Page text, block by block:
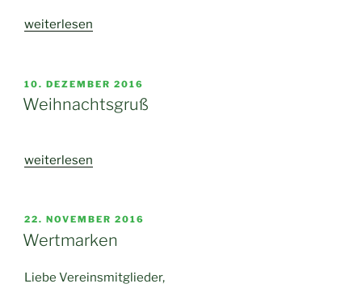
„Super
Oktoberfest
2016“
weiterlesen
VERÖFFENTLICHT
AM
10. DEZEMBER 2016
Weihnachtsgruß
„Weihnachtsgruß“
weiterlesen
VERÖFFENTLICHT
AM
22. NOVEMBER 2016
Wertmarken
Liebe Vereinsmitglieder,